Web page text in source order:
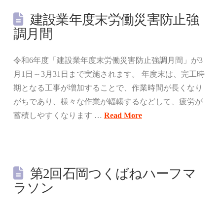
建設業年度末労働災害防止強
調月間
令和6年度「建設業年度末労働災害防止強調月間」が3
月1日～3月31日まで実施されます。 年度末は、完工時
期となる工事が増加することで、作業時間が長くなり
がちであり、様々な作業が輻輳するなどして、疲労が
蓄積しやすくなります … Read More
第2回石岡つくばねハーフマ
ラソン